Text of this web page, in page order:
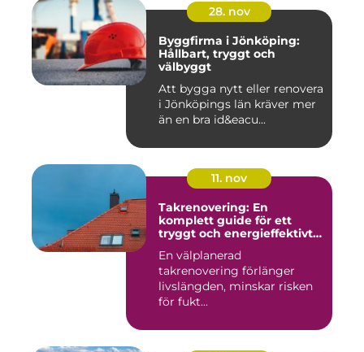
28. nov
Byggfirma i Jönköping:
Hållbart, tryggt och
välbyggt
Att bygga nytt eller renovera
i Jönköpings län kräver mer
än en bra id&eacu...
11. nov
Takrenovering: En
komplett guide för ett
tryggt och energieffektivt
En välplanerad
takrenovering förlänger
livslängden, minskar risken
för fukt...